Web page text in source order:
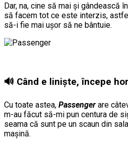
Dar, na, cine să mai și gândească
să facem tot ce este interzis,
să-i fie mai ușor să ne bântuie.
🔊 Când e liniște, începe
Cu toate astea, Passenger are
m-au făcut să-mi pun centura de
seama că sunt pe un scaun din
mașină.